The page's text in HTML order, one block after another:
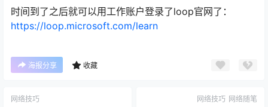
时间到了之后就可以用工作账户登录了loop官网了：
https://loop.microsoft.com/learn
海报分享 收藏
网络技巧 网络技巧 网络随笔